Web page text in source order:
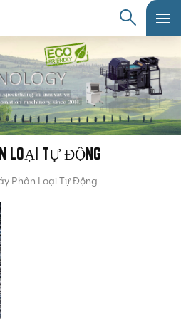
LOẠI TỰ ĐỘNG
Phân Loại Tự Động